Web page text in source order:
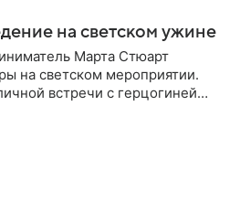
на светском ужине
Марта Стюарт
на светском мероприятии.
встречи с герцогиней